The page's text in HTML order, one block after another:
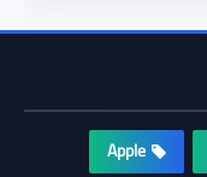
Apple